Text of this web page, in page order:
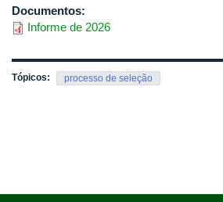
Documentos:
Informe de 2026
Tópicos: processo de seleção